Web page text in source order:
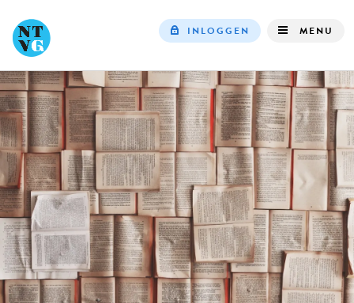
navigation
INLOGGEN MENU